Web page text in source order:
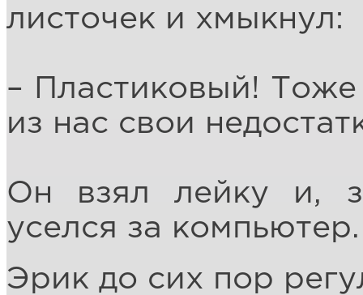
листочек и хмыкнул:
– Пластиковый!
из нас свои
Он взял лейку и,
уселся за компьютер.
Эрик до сих пор